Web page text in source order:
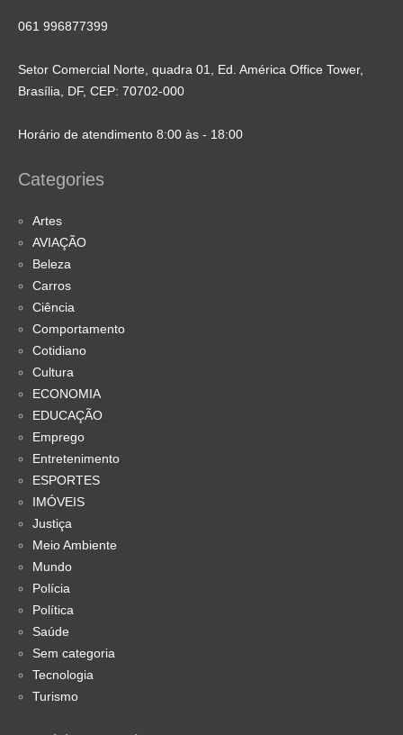
061 996877399
Setor Comercial Norte, quadra 01, Ed. América Office Tower,
Brasília, DF, CEP: 70702-000
Horário de atendimento 8:00 às - 18:00
Categories
Artes
AVIAÇÃO
Beleza
Carros
Ciência
Comportamento
Cotidiano
Cultura
ECONOMIA
EDUCAÇÃO
Emprego
Entretenimento
ESPORTES
IMÓVEIS
Justiça
Meio Ambiente
Mundo
Polícia
Política
Saúde
Sem categoria
Tecnologia
Turismo